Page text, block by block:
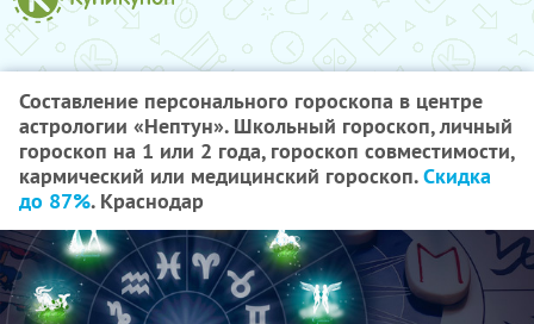
Составление персонального гороскопа в центре
астрологии «Нептун». Школьный гороскоп, личный
гороскоп на 1 или 2 года, гороскоп совместимости,
кармический или медицинский гороскоп.Скидка
до 87%. Краснодар